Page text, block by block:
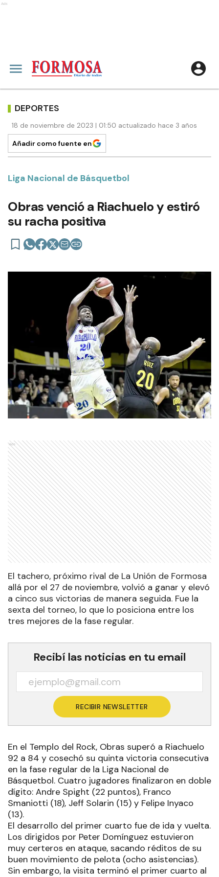
Ads
DEPORTES
18 de noviembre de 2023 | 01:50 actualizado hace 3 años
Añadir como fuente en
Liga Nacional de Básquetbol
Obras venció a Riachuelo y estiró
su racha positiva
Ads
El tachero, próximo rival de La Unión de Formosa
allá por el 27 de noviembre, volvió a ganar y elevó
a cinco sus victorias de manera seguida. Fue la
sexta del torneo, lo que lo posiciona entre los
tres mejores de la fase regular.
Recibí las noticias en tu email
RECIBIR NEWSLETTER
En el Templo del Rock, Obras superó a Riachuelo
92 a 84 y cosechó su quinta victoria consecutiva
en la fase regular de la Liga Nacional de
Básquetbol. Cuatro jugadores finalizaron en doble
dígito: Andre Spight (22 puntos), Franco
Smaniotti (18), Jeff Solarin (15) y Felipe Inyaco
(13).
El desarrollo del primer cuarto fue de ida y vuelta.
Los dirigidos por Peter Domínguez estuvieron
muy certeros en ataque, sacando réditos de su
buen movimiento de pelota (ocho asistencias).
Sin embargo, la visita terminó el primer cuarto al